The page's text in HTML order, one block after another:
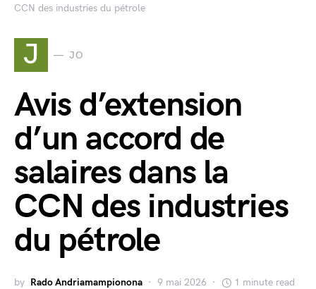
CCN des industries du pétrole
J JO
Avis d’extension
d’un accord de
salaires dans la
CCN des industries
du pétrole
by Rado Andriamampionona 9 mai 2026 1 minute read